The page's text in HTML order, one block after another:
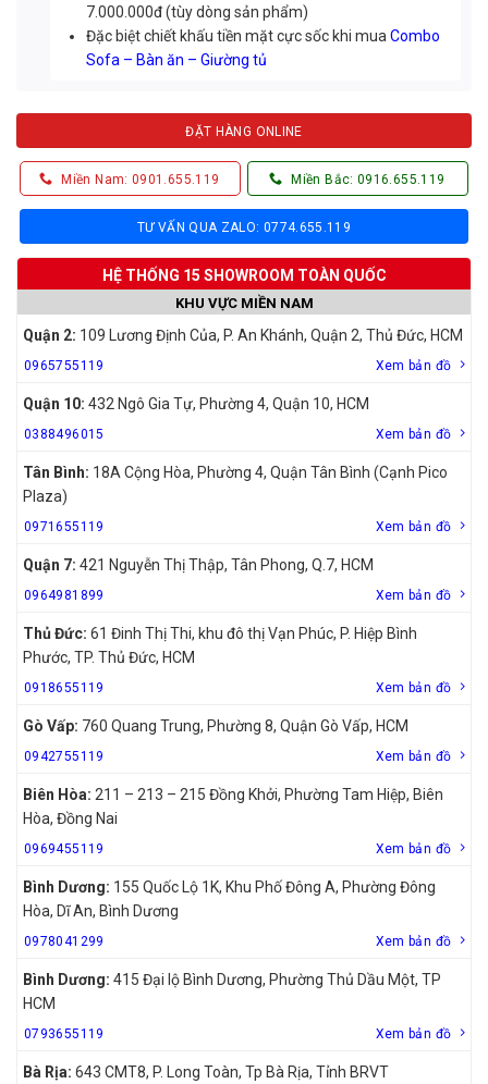
7.000.000đ (tùy dòng sản phẩm)
Đặc biệt chiết khấu tiền mặt cực sốc khi muaCombo
Sofa – Bàn ăn – Giường tủ
ĐẶT HÀNG ONLINE
Miền Nam: 0901.655.119 Miền Bắc: 0916.655.119
TƯ VẤN QUA ZALO: 0774.655.119
HỆ THỐNG 15 SHOWROOM TOÀN QUỐC
KHU VỰC MIỀN NAM
Quận 2: 109 Lương Định Của, P. An Khánh, Quận 2, Thủ Đức, HCM
0965755119 Xem bản đồ
Quận 10: 432 Ngô Gia Tự, Phường 4, Quận 10, HCM
0388496015 Xem bản đồ
Tân Bình: 18A Cộng Hòa, Phường 4, Quận Tân Bình (Cạnh Pico
Plaza)
0971655119 Xem bản đồ
Quận 7: 421 Nguyễn Thị Thập, Tân Phong, Q.7, HCM
0964981899 Xem bản đồ
Thủ Đức: 61 Đinh Thị Thi, khu đô thị Vạn Phúc, P. Hiệp Bình
Phước, TP. Thủ Đức, HCM
0918655119 Xem bản đồ
Gò Vấp: 760 Quang Trung, Phường 8, Quận Gò Vấp, HCM
0942755119 Xem bản đồ
Biên Hòa: 211 – 213 – 215 Đồng Khởi, Phường Tam Hiệp, Biên
Hòa, Đồng Nai
0969455119 Xem bản đồ
Bình Dương: 155 Quốc Lộ 1K, Khu Phố Đông A, Phường Đông
Hòa, Dĩ An, Bình Dương
0978041299 Xem bản đồ
Bình Dương: 415 Đại lộ Bình Dương, Phường Thủ Dầu Một, TP
HCM
0793655119 Xem bản đồ
Bà Rịa: 643 CMT8, P. Long Toàn, Tp Bà Rịa, Tỉnh BRVT